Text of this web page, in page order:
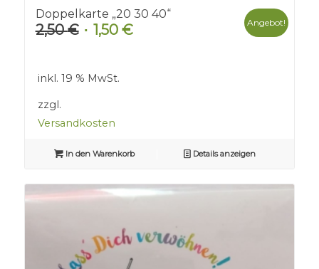
Doppelkarte „20 30 40“
2,50€ Ursprünglicher
2,50 €
1,50 €Aktueller
Angebot!
inkl. 19 % MwSt.
zzgl.
Versandkosten
In den Warenkorb Details anzeigen